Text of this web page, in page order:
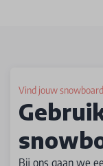
Vind jouw
Bij ons gaan we